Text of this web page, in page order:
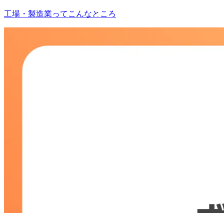
工場・製造業ってこんなところ